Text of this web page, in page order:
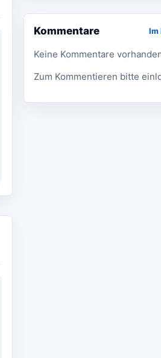
Kommentare Im
Keine Kommentare
Zum Kommentieren bitte